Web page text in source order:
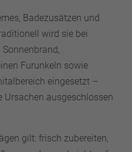
Badezusätzen und
wird sie bei
Furunkeln sowie
eingesetzt –
Ursachen ausgeschlossen
gilt: frisch zubereiten,